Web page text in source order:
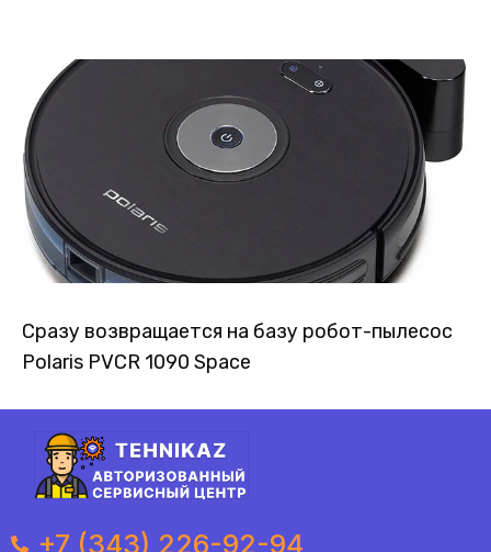
Сразу возвращается на базу робот-пылесос
Polaris PVCR 1090 Space
+7 (343) 226-92-94